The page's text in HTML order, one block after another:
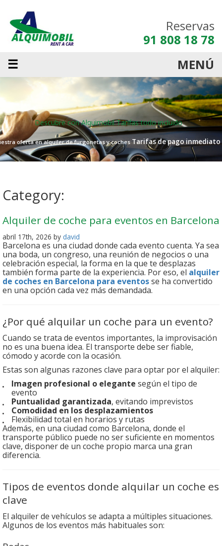
Reservas
91 808 18 78
☰
MENÚ
Descubre con AlquimobilTarifas todo incluido
oferta en alquiler de furgonetas y coches Tarifas de pago inmediato
Category:
Alquiler de coche para eventos en Barcelona
abril 17th, 2026 by david
Barcelona es una ciudad donde cada evento cuenta. Ya sea
una boda, un congreso, una reunión de negocios o una
celebración especial, la forma en la que te desplazas
también forma parte de la experiencia. Por eso, el alquiler
de coches en Barcelona para eventosse ha convertido
en una opción cada vez más demandada.
¿Por qué alquilar un coche para un evento?
Cuando se trata de eventos importantes, la improvisación
no es una buena idea. El transporte debe ser fiable,
cómodo y acorde con la ocasión.
Estas son algunas razones clave para optar por el alquiler:
Imagen profesional o elegante según el tipo de
evento
Puntualidad garantizada, evitando imprevistos
Comodidad en los desplazamientos
Flexibilidad total en horarios y rutas
Además, en una ciudad como Barcelona, donde el
transporte público puede no ser suficiente en momentos
clave, disponer de un coche propio marca una gran
diferencia.
Tipos de eventos donde alquilar un coche es
clave
El alquiler de vehículos se adapta a múltiples situaciones.
Algunos de los eventos más habituales son: